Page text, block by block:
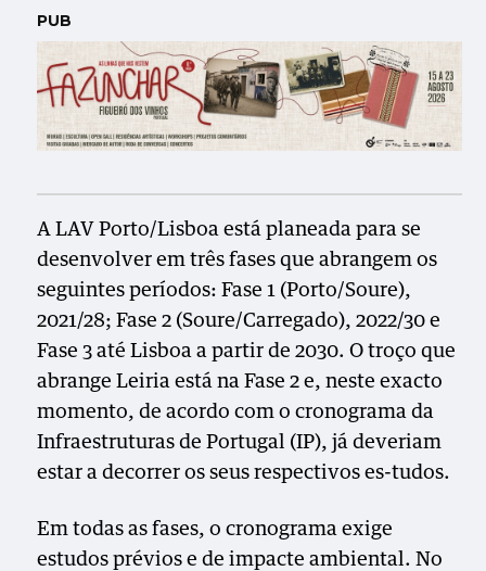
PUB
A LAV Porto/Lisboa está planeada para se
desenvolver em três fases que abrangem os
seguintes períodos: Fase 1 (Porto/Soure),
2021/28; Fase 2 (Soure/Carregado), 2022/30 e
Fase 3 até Lisboa a partir de 2030. O troço que
abrange Leiria está na Fase 2 e, neste exacto
momento, de acordo com o cronograma da
Infraestruturas de Portugal (IP), já deveriam
estar a decorrer os seus respectivos es-tudos.
Em todas as fases, o cronograma exige
estudos prévios e de impacte ambiental. No